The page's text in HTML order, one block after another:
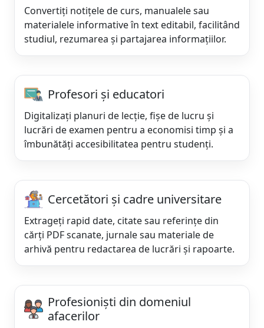
Convertiți notițele de curs, manualele sau
materialele informative în text editabil, facilitând
studiul, rezumarea și partajarea informațiilor.
Profesori și educatori
Digitalizați planuri de lecție, fișe de lucru și
lucrări de examen pentru a economisi timp și a
îmbunătăți accesibilitatea pentru studenți.
Cercetători și cadre universitare
Extrageți rapid date, citate sau referințe din
cărți PDF scanate, jurnale sau materiale de
arhivă pentru redactarea de lucrări și rapoarte.
Profesioniști din domeniul
afacerilor